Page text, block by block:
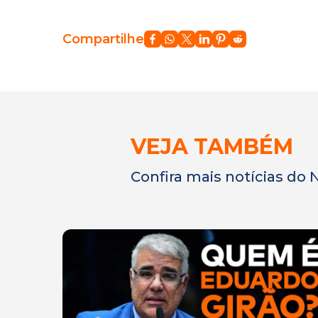
Compartilhe
VEJA TAMBÉM
Confira mais notícias do